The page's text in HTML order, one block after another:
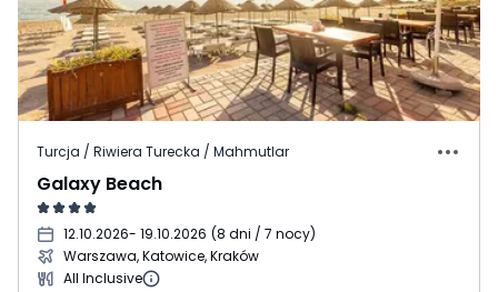
Turcja / Riwiera Turecka / Mahmutlar
Galaxy Beach
12.10.2026- 19.10.2026 (8 dni / 7 nocy)
Warszawa, Katowice, Kraków
All Inclusive